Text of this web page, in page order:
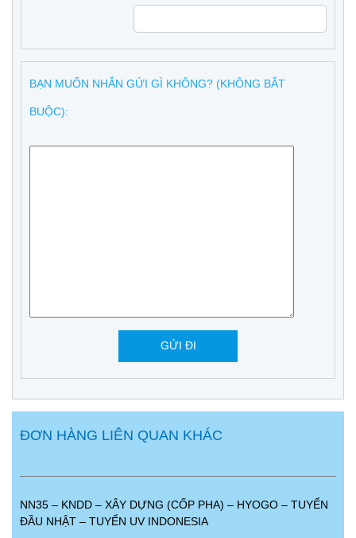
BẠN MUỐN NHẮN GỬI GÌ KHÔNG? (KHÔNG BẮT
BUỘC):
ĐƠN HÀNG LIÊN QUAN KHÁC
NN35 – KNDD – XÂY DỰNG (CỐP PHA) – HYOGO – TUYỂN
ĐẦU NHẬT – TUYỂN UV INDONESIA